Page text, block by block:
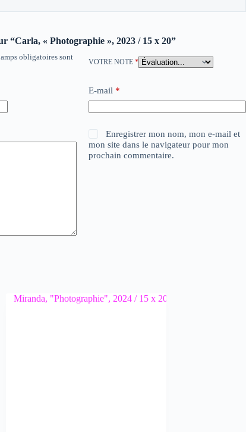
“Carla, « Photographie », 2023 / 15 x 20”
obligatoires sont
VOTRE NOTE *
E-mail *
Enregistrer mon nom, mon e-mail et
mon site dans le navigateur pour mon
prochain commentaire.